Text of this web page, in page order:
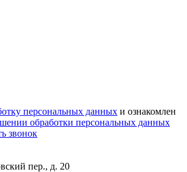
персональных данных и ознакомлен
обработки персональных данных
звонок
пер., д. 20